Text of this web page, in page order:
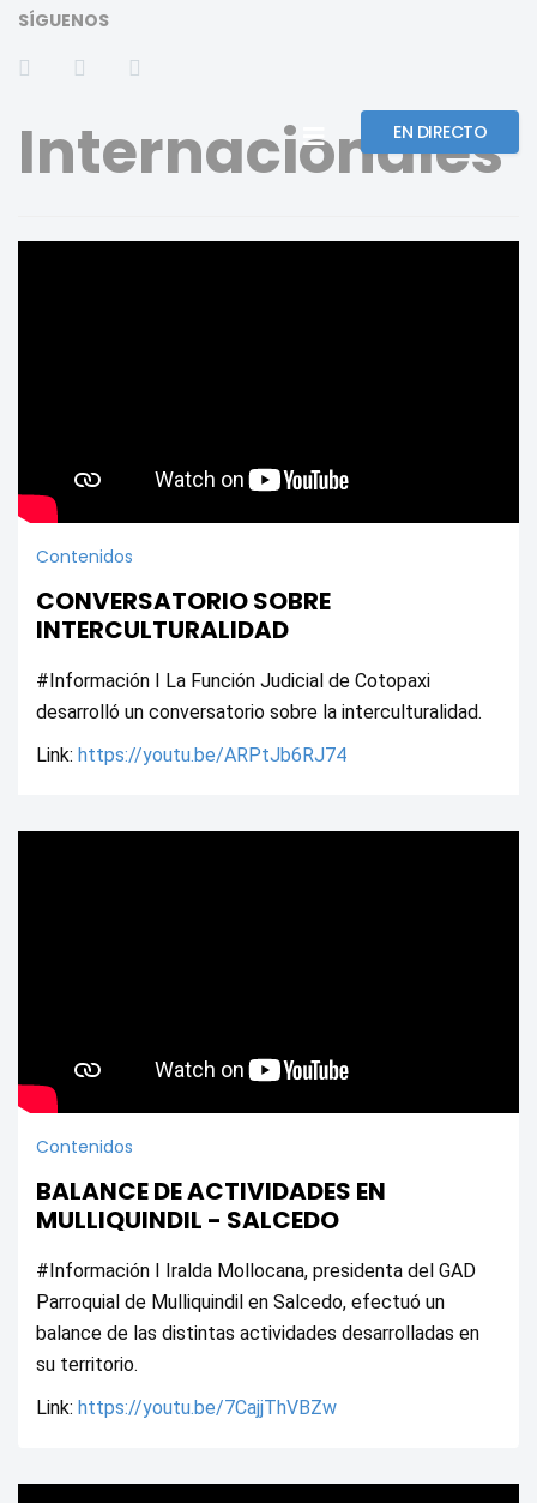
SÍGUENOS
EN DIRECTO
Internacionales
Contenidos
CONVERSATORIO SOBRE
INTERCULTURALIDAD
#Información I La Función Judicial de Cotopaxi
desarrolló un conversatorio sobre la interculturalidad.
Link: https://youtu.be/ARPtJb6RJ74
Contenidos
BALANCE DE ACTIVIDADES EN
MULLIQUINDIL - SALCEDO
#Información I Iralda Mollocana, presidenta del GAD
Parroquial de Mulliquindil en Salcedo, efectuó un
balance de las distintas actividades desarrolladas en
su territorio.
Link: https://youtu.be/7CajjThVBZw